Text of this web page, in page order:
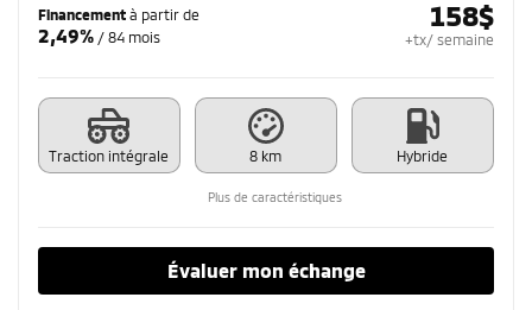
Financement à partir de
2,49% / 84 mois
158$
+tx/ semaine
Traction intégrale 8 km Hybride
Plus de caractéristiques
Évaluer mon échange